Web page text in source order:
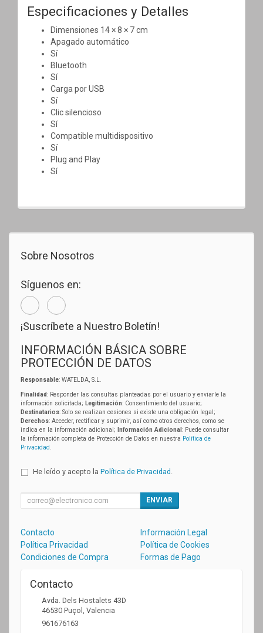
Especificaciones y Detalles
Dimensiones 14 × 8 × 7 cm
Apagado automático
Sí
Bluetooth
Sí
Carga por USB
Sí
Clic silencioso
Sí
Compatible multidispositivo
Sí
Plug and Play
Sí
Sobre Nosotros
Síguenos en:
¡Suscríbete a Nuestro Boletín!
INFORMACIÓN BÁSICA SOBRE
PROTECCIÓN DE DATOS
Responsable: WATELDA, S.L.
Finalidad: Responder las consultas planteadas por el usuario y enviarle la
información solicitada; Legitimación: Consentimiento del usuario;
Destinatarios: Solo se realizan cesiones si existe una obligación legal;
Derechos: Acceder, rectificar y suprimir, así como otros derechos, como se
indica en la información adicional;
Información Adicional : Puede consultar
la información completa de Protección de Datos en nuestra Política de
Privacidad
He leído y acepto la Política de Privacidad
ENVIAR
Contacto
Información Legal
Política Privacidad
Política de Cookies
Condiciones de Compra
Formas de Pago
Contacto
Avda. Dels Hostalets 43D
46530 Puçol Valencia
961676163